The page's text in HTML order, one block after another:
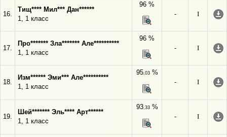
16.
Тищ**** Мил*** Дан******
1, 1 класс
96 %
-
I
17.
Про******* Зла******* Але**********
1, 1 класс
96 %
-
I
18.
Изм****** Эми*** Але**********
1, 1 класс
95,03%
-
I
19.
Шей******* Эль**** Арт******
1, 1 класс
93,33%
-
I